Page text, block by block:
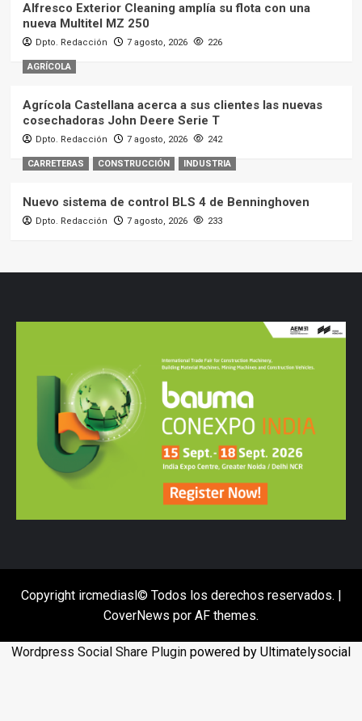
Alfresco Exterior Cleaning amplía su flota con una
nueva Multitel MZ 250
Dpto. Redacción 7 agosto, 2026 226
AGRÍCOLA
Agrícola Castellana acerca a sus clientes las nuevas
cosechadoras John Deere Serie T
Dpto. Redacción 7 agosto, 2026 242
CARRETERAS CONSTRUCCIÓN INDUSTRIA
Nuevo sistema de control BLS 4 de Benninghoven
Dpto. Redacción 7 agosto, 2026 233
Copyright ircmediasl© Todos los derechos reservados. |
CoverNews por AF themes.
Wordpress Social Share Plugin powered by Ultimatelysocial